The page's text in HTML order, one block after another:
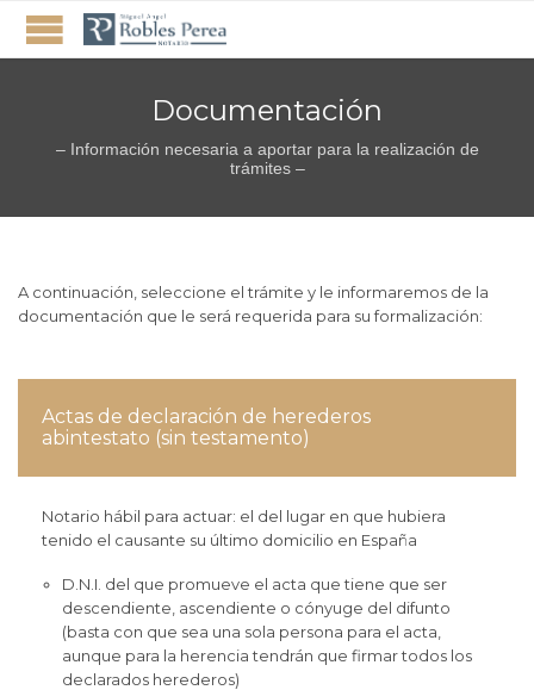
Documentación
– Información necesaria a aportar para la realización de
trámites –
A continuación, seleccione el trámite y le informaremos de la
documentación que le será requerida para su formalización:
Actas de declaración de herederos
abintestato (sin testamento)
Notario hábil para actuar: el del lugar en que hubiera
tenido el causante su último domicilio en España
D.N.I. del que promueve el acta que tiene que ser
descendiente, ascendiente o cónyuge del difunto
(basta con que sea una sola persona para el acta,
aunque para la herencia tendrán que firmar todos los
declarados herederos)